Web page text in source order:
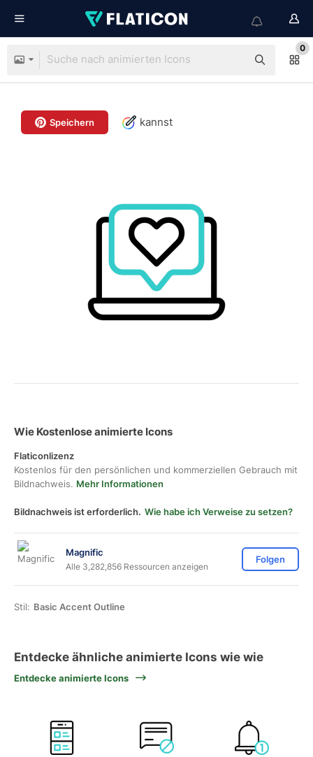
0
Speichern kannst
Wie Kostenlose animierte Icons
Flaticonlizenz
Kostenlos für den persönlichen und kommerziellen Gebrauch mit
Bildnachweis. Mehr Informationen
Bildnachweis ist erforderlich. Wie habe ich Verweise zu setzen?
Magnific
Alle 3,282,856 Ressourcen anzeigen
Folgen
Stil: Basic Accent Outline
Entdecke ähnliche animierte Icons wie wie
Entdecke animierte Icons